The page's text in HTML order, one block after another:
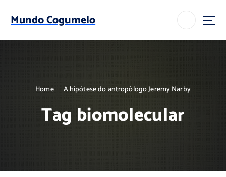
p
Mundo Cogumelo
Home A hipótese do antropólogo Jeremy Narby
Tag biomolecular